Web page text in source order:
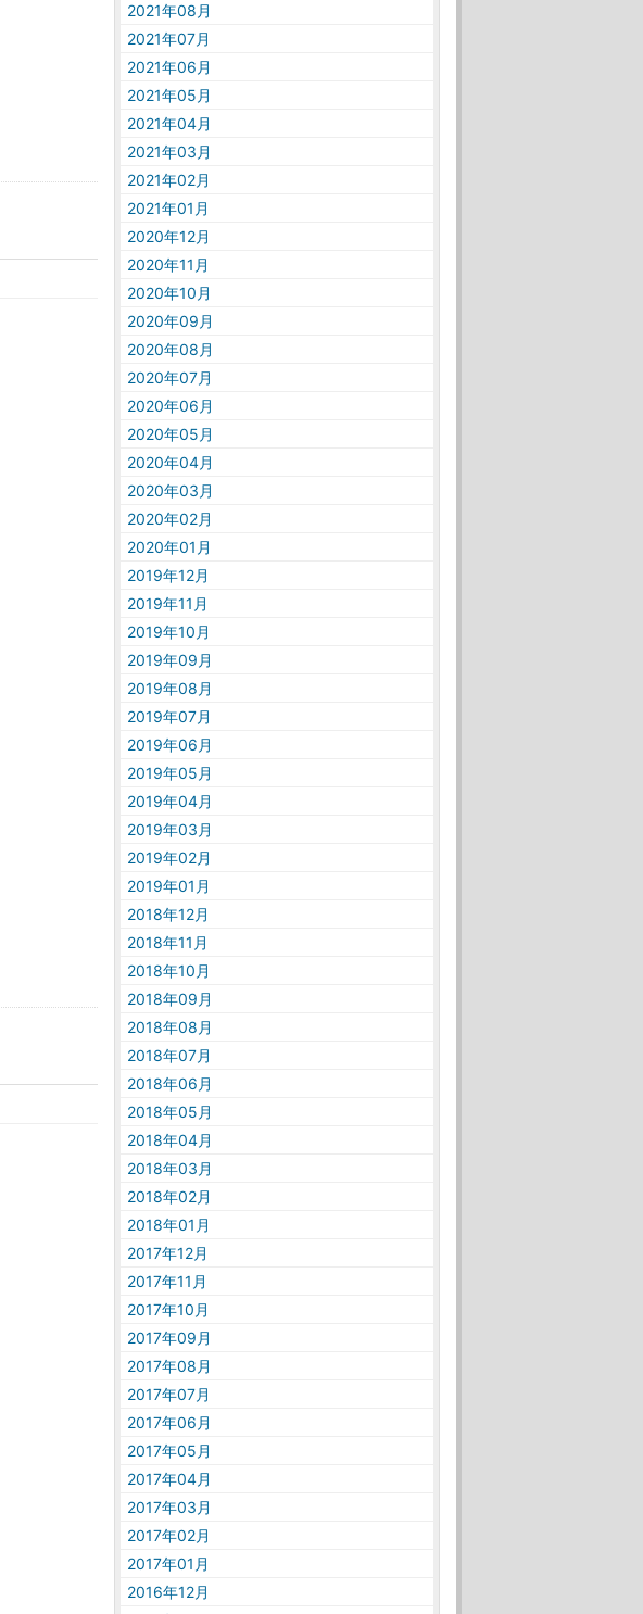
2021年08月
2021年07月
2021年06月
2021年05月
2021年04月
2021年03月
2021年02月
2021年01月
2020年12月
2020年11月
2020年10月
2020年09月
2020年08月
2020年07月
2020年06月
2020年05月
2020年04月
2020年03月
2020年02月
2020年01月
2019年12月
2019年11月
2019年10月
2019年09月
2019年08月
2019年07月
2019年06月
2019年05月
2019年04月
2019年03月
2019年02月
2019年01月
2018年12月
2018年11月
2018年10月
2018年09月
2018年08月
2018年07月
2018年06月
2018年05月
2018年04月
2018年03月
2018年02月
2018年01月
2017年12月
2017年11月
2017年10月
2017年09月
2017年08月
2017年07月
2017年06月
2017年05月
2017年04月
2017年03月
2017年02月
2017年01月
2016年12月